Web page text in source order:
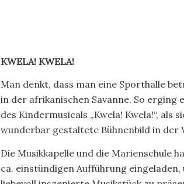
KWELA! KWELA!
Man denkt, dass man eine Sporthalle
in der afrikanischen Savanne. So erging
des Kindermusicals „Kwela! Kwela!“, als
wunderbar gestaltete Bühnenbild in der
Die Musikkapelle und die Marienschule
ca. einstündigen Aufführung eingeladen,